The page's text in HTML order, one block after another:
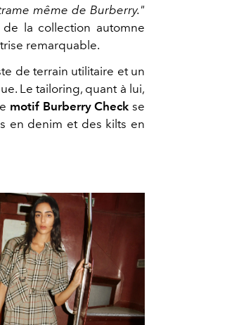
même de Burberry."
la collection automne
remarquable.
de terrain utilitaire et un
Le tailoring, quant à lui,
motif Burberry Check se
en denim et des kilts en